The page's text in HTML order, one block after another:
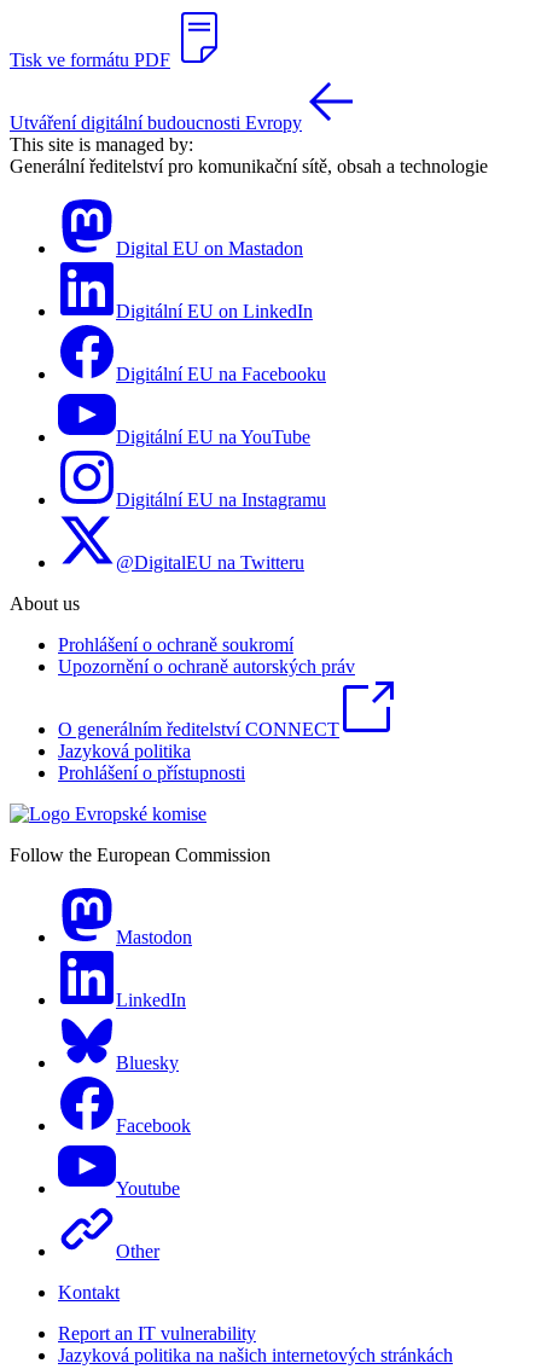
Tisk ve formátu PDF
Utváření digitální budoucnosti Evropy
This site is managed by:
Generální ředitelství pro komunikační sítě, obsah a technologie
Digital EU on Mastadon
Digitální EU on LinkedIn
Digitální EU na Facebooku
Digitální EU na YouTube
Digitální EU na Instagramu
@DigitalEU na Twitteru
About us
Prohlášení o ochraně soukromí
Upozornění o ochraně autorských práv
O generálním ředitelství CONNECT
Jazyková politika
Prohlášení o přístupnosti
Follow the European Commission
Mastodon
LinkedIn
Bluesky
Facebook
Youtube
Other
Kontakt
Report an IT vulnerability
Jazyková politika na našich internetových stránkách